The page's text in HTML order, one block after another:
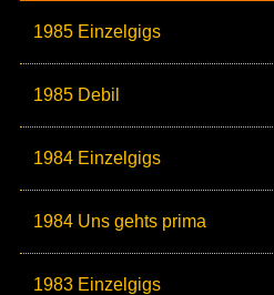
1985 Einzelgigs
1985 Debil
1984 Einzelgigs
1984 Uns gehts prima
1983 Einzelgigs